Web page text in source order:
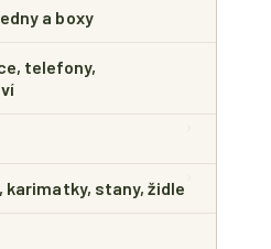
a boxy
telefony,
karimatky, stany, židle